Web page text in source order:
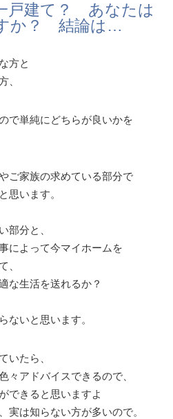
戸建て？ あなたは
か？ 結論は…
方と
、
で単純にどちらが良いかを
ご家族の求めている部分で
思います。
部分と、
によって今マイホームを
、
な生活を送れるか？
ないと思います。
いたら、
々アドバイスできるので、
できると思いますよ
実は知らない方が多いので。